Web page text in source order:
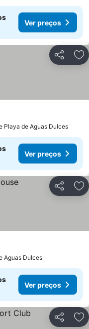
Ver preços
Partilhar
Playa de Aguas Dulces
Ver preços
Partilhar
Aguas Dulces
Ver preços
Partilhar